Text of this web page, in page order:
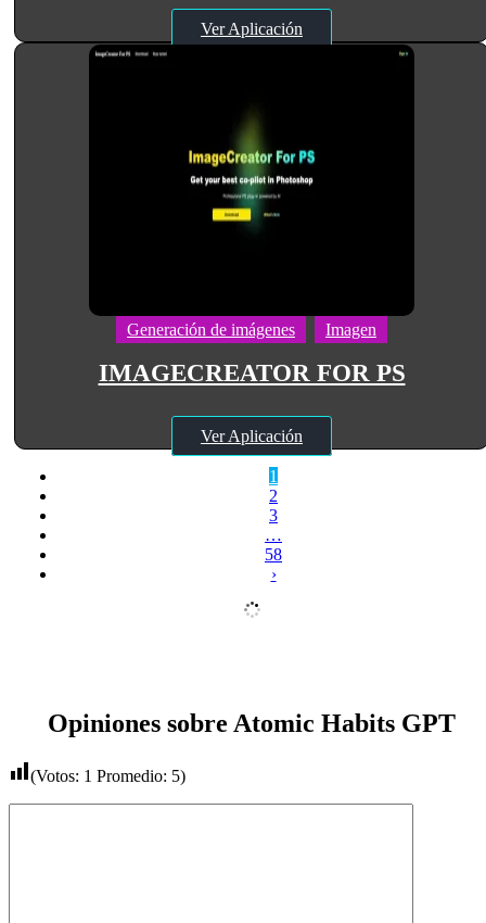
Ver Aplicación
Generación de imágenes Imagen
IMAGECREATOR FOR PS
Ver Aplicación
1
2
3
…
58
›
Opiniones sobre Atomic Habits GPT
(Votos: 1 Promedio: 5)